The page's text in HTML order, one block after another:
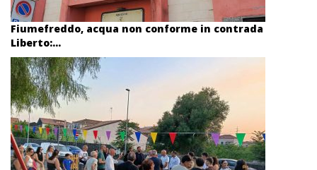
Fiumefreddo, acqua non conforme in contrada
Liberto:...